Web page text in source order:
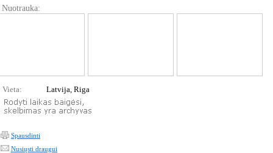
Nuotrauka:
Vieta: Latvija, Riga
Spausdinti
Nusiųsti draugui